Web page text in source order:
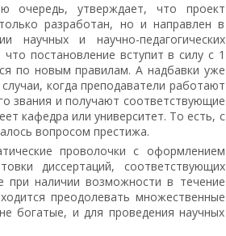
очередь, утверждает, что проект
разработан, но и направлен в
научных и научно-педагогических
постановление вступит в силу с 1
по новым правилам. А надбавки уже
когда преподаватели работают
звания и получают соответствующие
кафедра или университет. То есть, с
вопросом престижа.
проволочки с оформлением
диссертаций, соответствующих
при наличии возможности в течение
преодолевать множественные
богатые, и для проведения научных